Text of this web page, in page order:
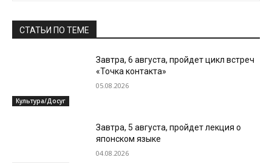
СТАТЬИ ПО ТЕМЕ
Культура/Досуг
Завтра, 6 августа, пройдет цикл встреч
«Точка контакта»
05.08.2026
Завтра, 5 августа, пройдет лекция о
японском языке
04.08.2026